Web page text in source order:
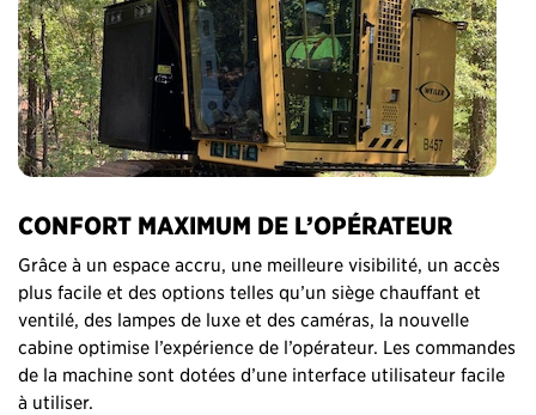
CONFORT MAXIMUM DE L’OPÉRATEUR
Grâce à un espace accru, une meilleure visibilité, un accès
plus facile et des options telles qu’un siège chauffant et
ventilé, des lampes de luxe et des caméras, la nouvelle
cabine optimise l’expérience de l’opérateur. Les commandes
de la machine sont dotées d’une interface utilisateur facile
à utiliser.